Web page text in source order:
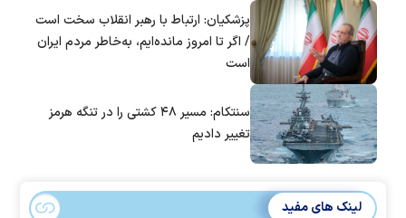
پزشکیان: ارتباط با رهبر انقلاب سخت است
/ اگر تا امروز مانده‌ایم، به‌خاطر مردم ایران
است
سنتکام: مسیر ۴۸ کشتی را در تنگه هرمز
تغییر دادیم
لینک های مفید